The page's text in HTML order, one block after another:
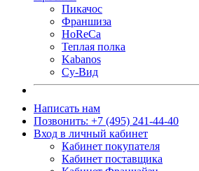
Пикачос
Франшиза
HoReCa
Теплая полка
Kabanos
Су-Вид
Написать нам
Позвонить: +7 (495) 241-44-40
Вход в личный кабинет
Кабинет покупателя
Кабинет поставщика